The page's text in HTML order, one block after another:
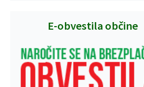
E-obvestila občine